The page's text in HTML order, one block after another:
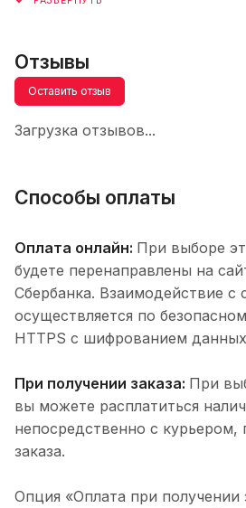
Отзывы
Оставить отзыв
Загрузка отзывов...
Способы оплаты
Оплата онлайн: При выборе
будете перенаправлены на
Сбербанка. Взаимодействие с
осуществляется по
HTTPS с шифрованием
При получении заказа: При
вы можете расплатиться
непосредственно с курьером,
заказа.
Опция «Оплата при получении